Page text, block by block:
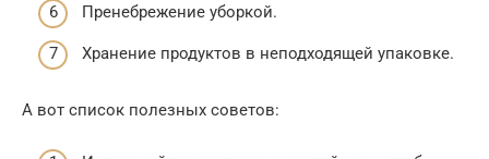
Пренебрежение уборкой.
Хранение продуктов в неподходящей упаковке.
А вот список полезных советов: